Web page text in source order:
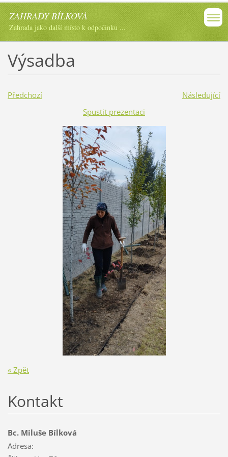
ZAHRADY BÍLKOVÁ
Zahrada jako další místo k odpočinku ...
Výsadba
Předchozí
Následující
Spustit prezentaci
« Zpět
Kontakt
Bc. Miluše Bílková
Adresa: